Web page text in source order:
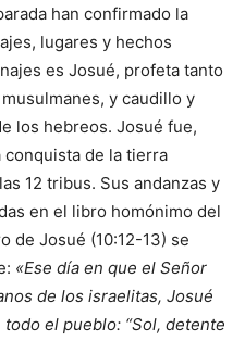
han confirmado la
lugares y hechos
es Josué, profeta tanto
y caudillo y
los hebreos. Josué fue,
de la tierra
12 tribus. Sus andanzas y
en el libro homónimo del
de Josué (10:12-13) se
«Ese día en que el Señor
de los israelitas, Josué
el pueblo: “Sol, detente